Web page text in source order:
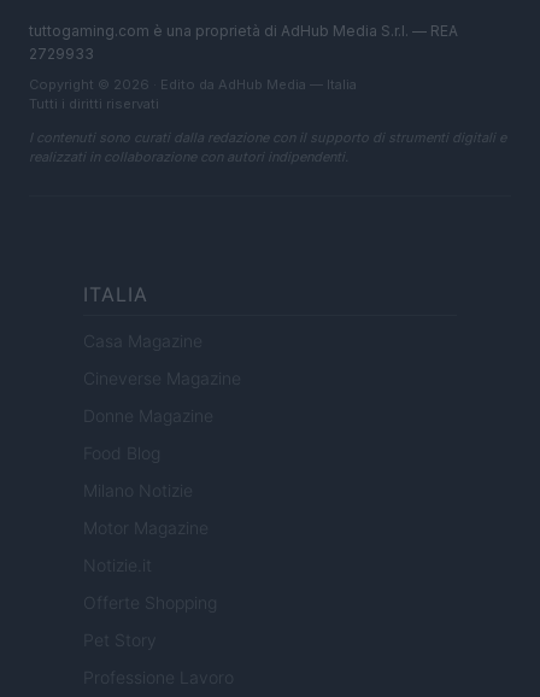
tuttogaming.com è una proprietà di AdHub Media S.r.l. — REA
2729933
Copyright © 2026 · Edito da AdHub Media — Italia
Tutti i diritti riservati
I contenuti sono curati dalla redazione con il supporto di strumenti digitali e
realizzati in collaborazione con autori indipendenti.
ITALIA
Casa Magazine
Cineverse Magazine
Donne Magazine
Food Blog
Milano Notizie
Motor Magazine
Notizie.it
Offerte Shopping
Pet Story
Professione Lavoro